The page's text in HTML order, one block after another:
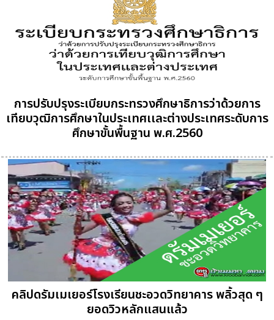
การปรับปรุงระเบียบกระทรวงศึกษาธิการว่าด้วยการ
เทียบวุฒิการศึกษาในประเทศเเละต่างประเทศระดับการ
ศึกษาขั้นพื้นฐาน พ.ศ.2560
คลิปดรัมเมเยอร์โรงเรียนชะอวดวิทยาคาร พลิ้วสุด ๆ
ยอดวิวหลักแสนแล้ว